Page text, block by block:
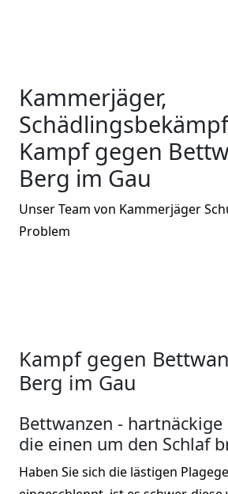
Kammerjäger,
Kampf gegen
Berg im Gau
Unser Team von Kammerjäger
Problem
Kampf gegen
Berg im Gau
Bettwanzen - hartnäckige
die einen um den Schlaf
Haben Sie sich die lästigen